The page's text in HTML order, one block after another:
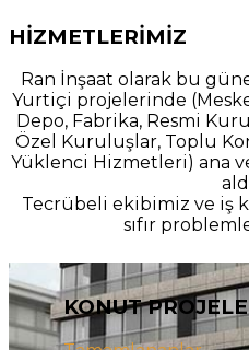
HİZMETLERİMİZ
Ran İnşaat olarak bu
Yurtiçi projelerinde
Depo, Fabrika, Resmi
Özel Kuruluşlar, Toplu
Yüklenci Hizmetleri) ana
Tecrübeli ekibimiz ve iş
sıfır
KONUT